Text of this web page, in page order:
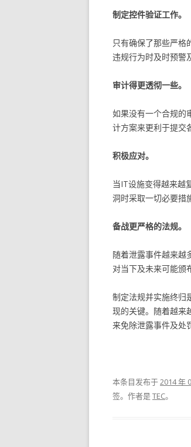
制定控件验证工作。
只有确保了那些严格
违规行为时及时预警
审计得更透彻一些。
如果没有一个合规的
计方案来更利于提交
积极应对。
当IT设施变得越来越
洞时采取一切必要措
备战更严格的法规。
随着泄露事件越来越
对当下及未来可能颁
制定法规并实施终归
现的关键。随着越来
来免除泄露事件及处
本条目发布于2014 年
签。 作者是TEC。